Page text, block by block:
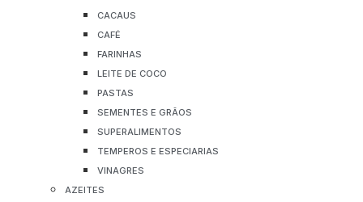
CACAUS
CAFÉ
FARINHAS
LEITE DE COCO
PASTAS
SEMENTES E GRÃOS
SUPERALIMENTOS
TEMPEROS E ESPECIARIAS
VINAGRES
AZEITES